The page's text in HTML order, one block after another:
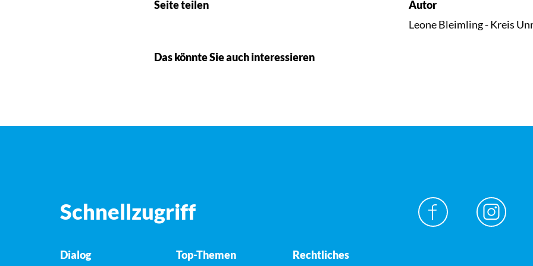
Seite teilen
Autor
Leone Bleimling - Kreis
Das könnte Sie auch interessieren
Schnellzugriff
Dialog Top-Themen Rechtliches